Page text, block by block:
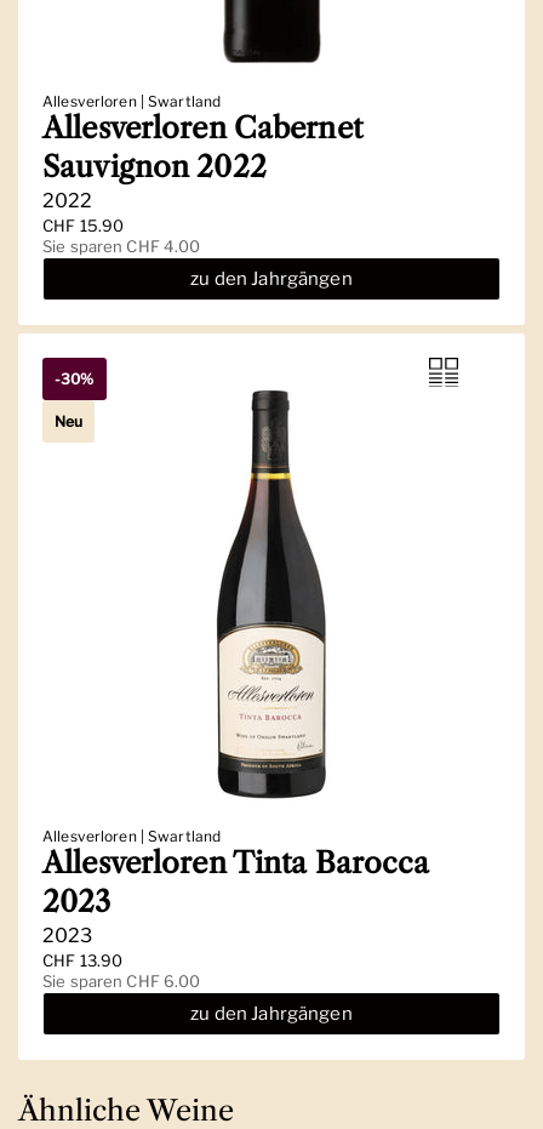
Allesverloren | Swartland
Allesverloren Cabernet
Sauvignon 2022
2022
Regulärer Preis
CHF 15.90
Sale-Preis
Sie sparen CHF 4.00
zu den Jahrgängen
Allesverloren | Swartland
Allesverloren Tinta Barocca
2023
2023
Regulärer Preis
CHF 13.90
Sale-Preis
Sie sparen CHF 6.00
zu den Jahrgängen
-30%
Neu
Ähnliche Weine